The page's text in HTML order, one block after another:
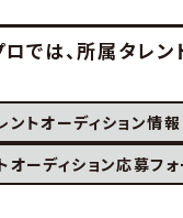
では、 所属タレン
ントオーディション情報
オーディション応募フォ